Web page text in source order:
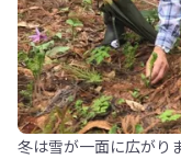
冬は雪が一面に広がり